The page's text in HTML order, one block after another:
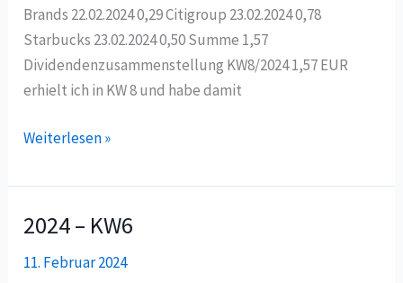
Brands 22.02.2024 0,29 Citigroup 23.02.2024 0,78
Starbucks 23.02.2024 0,50 Summe 1,57
Dividendenzusammenstellung KW8/2024 1,57 EUR
erhielt ich in KW 8 und habe damit
Weiterlesen »
2024 – KW6
11. Februar 2024
2024
KW6